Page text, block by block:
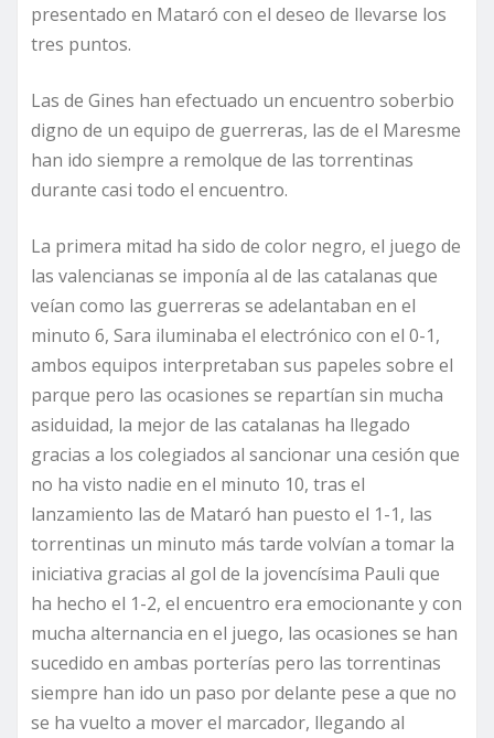
presentado en Mataró con el deseo de llevarse los
tres puntos.
Las de Gines han efectuado un encuentro soberbio
digno de un equipo de guerreras, las de el Maresme
han ido siempre a remolque de las torrentinas
durante casi todo el encuentro.
La primera mitad ha sido de color negro, el juego de
las valencianas se imponía al de las catalanas que
veían como las guerreras se adelantaban en el
minuto 6, Sara iluminaba el electrónico con el 0-1,
ambos equipos interpretaban sus papeles sobre el
parque pero las ocasiones se repartían sin mucha
asiduidad, la mejor de las catalanas ha llegado
gracias a los colegiados al sancionar una cesión que
no ha visto nadie en el minuto 10, tras el
lanzamiento las de Mataró han puesto el 1-1, las
torrentinas un minuto más tarde volvían a tomar la
iniciativa gracias al gol de la jovencísima Pauli que
ha hecho el 1-2, el encuentro era emocionante y con
mucha alternancia en el juego, las ocasiones se han
sucedido en ambas porterías pero las torrentinas
siempre han ido un paso por delante pese a que no
se ha vuelto a mover el marcador, llegando al